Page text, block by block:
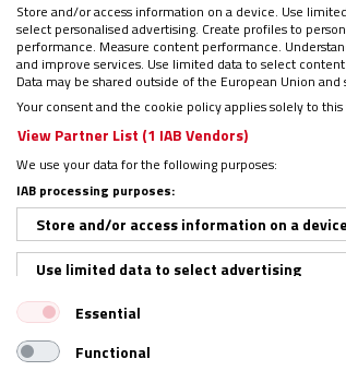
Store and/or access information on a device. Use
select personalised advertising. Create profiles to
performance. Measure content performance.
and improve services. Use limited data to select
Data may be shared outside of the European Union and
Your consent and the cookie policy applies solely to
View Partner List (1 IAB Vendors)
We use your data for the following purposes:
IAB processing purposes:
Store and/or access information on a device
Use limited data to select advertising
Create profiles for personalised advertising
Use profiles to select personalised
Essential
Functional